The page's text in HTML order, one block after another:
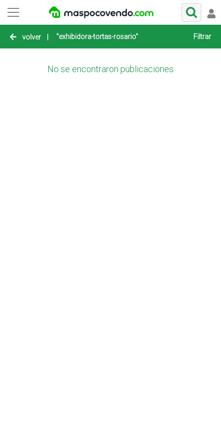
volver | "exhibidora-tortas-rosario" Filtrar
No se encontraron publicaciones